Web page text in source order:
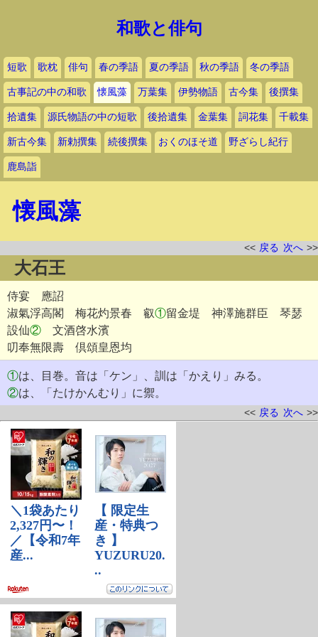
和歌と俳句
短歌 歌枕 俳句 春の季語 夏の季語 秋の季語 冬の季語
古事記の中の和歌 懐風藻 万葉集 伊勢物語 古今集 後撰集
拾遺集 源氏物語の中の短歌 後拾遺集 金葉集 詞花集 千載集
新古今集 新勅撰集 続後撰集 おくのほそ道 野ざらし紀行
鹿島詣
懐風藻
<< 戻る 次へ >>
大石王
侍宴 應詔
淑氣浮高閣 梅花灼景春 叡①留金堤 神澤施群臣 琴瑟
設仙② 文酒啓水濱
叨奉無限壽 倶頌皇恩均
①は、目巻。音は「ケン」、訓は「かえり」みる。
②は、「たけかんむり」に禦。
<< 戻る 次へ >>